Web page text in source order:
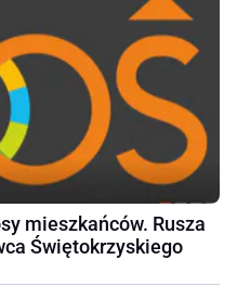
mieszkańców. Rusza
Świętokrzyskiego